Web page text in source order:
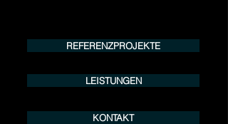
REFERENZPROJEKTE
LEISTUNGEN
KONTAKT